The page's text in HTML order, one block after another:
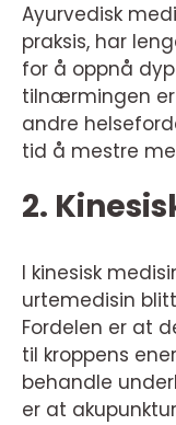
Ayurvedisk
praksis, har
for å oppnå
tilnærmingen
andre
tid å mestre
2.
I kinesisk
urtemedisin
Fordelen er at
til kroppens
behandle
er at